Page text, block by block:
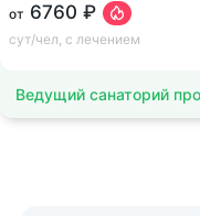
от 6760 ₽
сут/чел, с лечением
Ведущий санаторий